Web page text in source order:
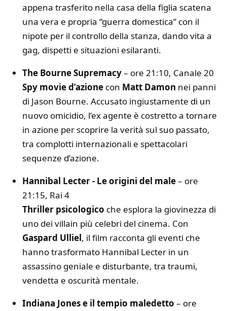
appena trasferito nella casa della figlia scatena
una vera e propria “guerra domestica” con il
nipote per il controllo della stanza, dando vita a
gag, dispetti e situazioni esilaranti.
The Bourne Supremacy– ore 21:10, Canale 20
Spy movie d’azione con Matt Damon nei panni
di Jason Bourne. Accusato ingiustamente di un
nuovo omicidio, l’ex agente è costretto a tornare
in azione per scoprire la verità sul suo passato,
tra complotti internazionali e spettacolari
sequenze d’azione.
Hannibal Lecter - Le origini del male– ore
21:15, Rai 4
Thriller psicologico che esplora la giovinezza di
uno dei villain più celebri del cinema. Con
Gaspard Ulliel, il film racconta gli eventi che
hanno trasformato Hannibal Lecter in un
assassino geniale e disturbante, tra traumi,
vendetta e oscurità mentale.
Indiana Jones e il tempio maledetto – ore